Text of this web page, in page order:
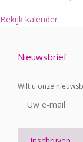
Bekijk kalender
Nieuwsbrief
Wilt u onze